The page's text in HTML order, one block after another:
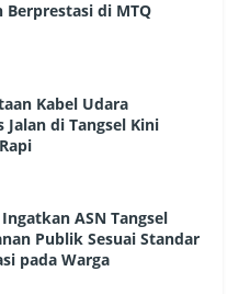
Berprestasi di MTQ
Kabel Udara
Jalan di Tangsel Kini
ASN Tangsel
Publik Sesuai Standar
pada Warga